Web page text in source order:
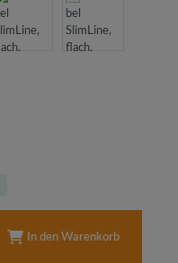
In den Warenkorb